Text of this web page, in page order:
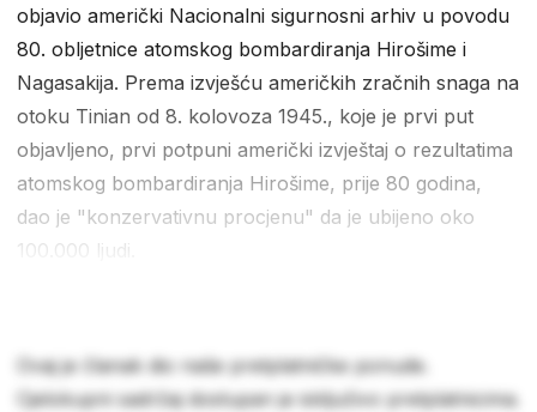
objavio američki Nacionalni sigurnosni arhiv u povodu
80. obljetnice atomskog bombardiranja Hirošime i
Nagasakija. Prema izvješću američkih zračnih snaga na
otoku Tinian od 8. kolovoza 1945., koje je prvi put
objavljeno, prvi potpuni američki izvještaj o rezultatima
atomskog bombardiranja Hirošime, prije 80 godina,
dao je "konzervativnu procjenu" da je ubijeno oko
100.000 ljudi.
Ovaj je članak dio naše pretplatničke ponude.
Cjelokupni sadržaj dostupan je isključivo pretplatnicima.